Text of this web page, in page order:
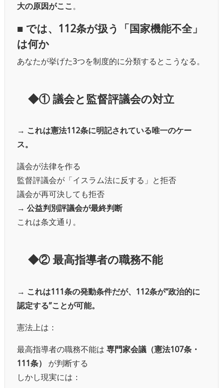
大の原因がここ。
■ では、112条が扱う「国家機能不全」
は何か
あなたが挙げた3つを制度的に分類するとこうなる。
◆① 議会と監督評議会の対立
→ これは憲法112条に明記されている唯一のケー
ス。
議会が法律を作る
監督評議会が「イスラム法に反する」と拒否
議会が再可決しても拒否
→ 公益判別評議会が最終判断
これは条文通り。
◆② 最高指導者の職務不能
→ これは111条の発動条件だが、112条が“政治的に
認定する”ことが可能。
憲法上は：
最高指導者の職務不能は 専門家会議（憲法107条・
111条）
が判断する
しかし現実には：